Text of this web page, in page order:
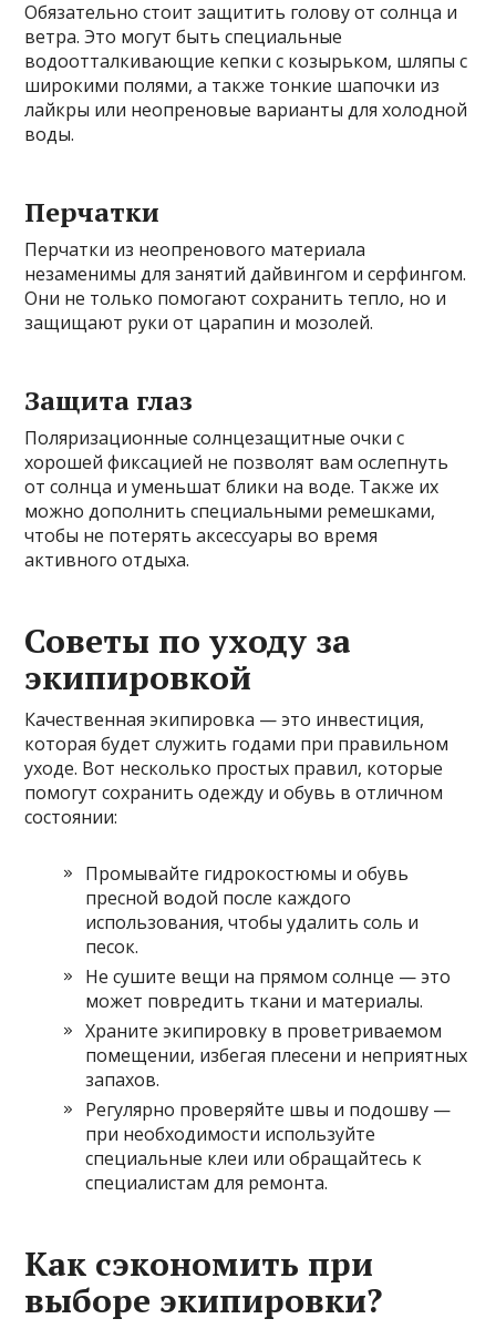
Обязательно стоит защитить голову от солнца и
ветра. Это могут быть специальные
водоотталкивающие кепки с козырьком, шляпы с
широкими полями, а также тонкие шапочки из
лайкры или неопреновые варианты для холодной
воды.
Перчатки
Перчатки из неопренового материала
незаменимы для занятий дайвингом и серфингом.
Они не только помогают сохранить тепло, но и
защищают руки от царапин и мозолей.
Защита глаз
Поляризационные солнцезащитные очки с
хорошей фиксацией не позволят вам ослепнуть
от солнца и уменьшат блики на воде. Также их
можно дополнить специальными ремешками,
чтобы не потерять аксессуары во время
активного отдыха.
Советы по уходу за
экипировкой
Качественная экипировка — это инвестиция,
которая будет служить годами при правильном
уходе. Вот несколько простых правил, которые
помогут сохранить одежду и обувь в отличном
состоянии:
Промывайте гидрокостюмы и обувь
пресной водой после каждого
использования, чтобы удалить соль и
песок.
Не сушите вещи на прямом солнце — это
может повредить ткани и материалы.
Храните экипировку в проветриваемом
помещении, избегая плесени и неприятных
запахов.
Регулярно проверяйте швы и подошву —
при необходимости используйте
специальные клеи или обращайтесь к
специалистам для ремонта.
Как сэкономить при
выборе экипировки?